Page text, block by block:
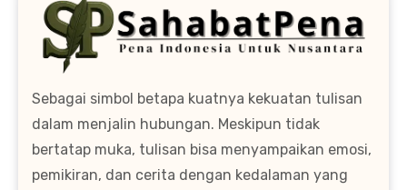
Sebagai simbol betapa kuatnya kekuatan tulisan
dalam menjalin hubungan. Meskipun tidak
bertatap muka, tulisan bisa menyampaikan emosi,
pemikiran, dan cerita dengan kedalaman yang